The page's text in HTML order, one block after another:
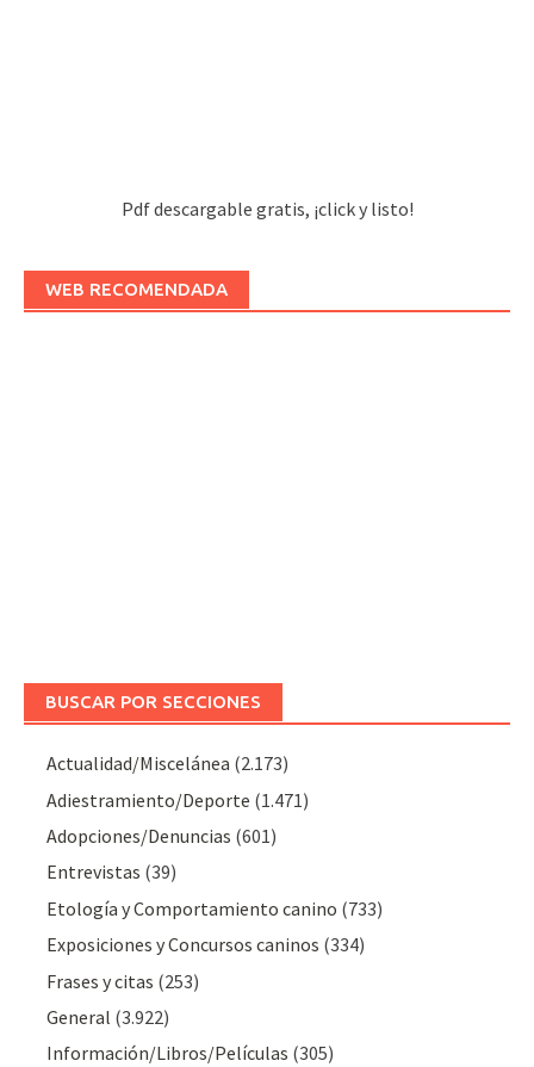
Pdf descargable gratis, ¡click y listo!
WEB RECOMENDADA
BUSCAR POR SECCIONES
Actualidad/Miscelánea (2.173)
Adiestramiento/Deporte (1.471)
Adopciones/Denuncias (601)
Entrevistas (39)
Etología y Comportamiento canino (733)
Exposiciones y Concursos caninos (334)
Frases y citas (253)
General (3.922)
Información/Libros/Películas (305)